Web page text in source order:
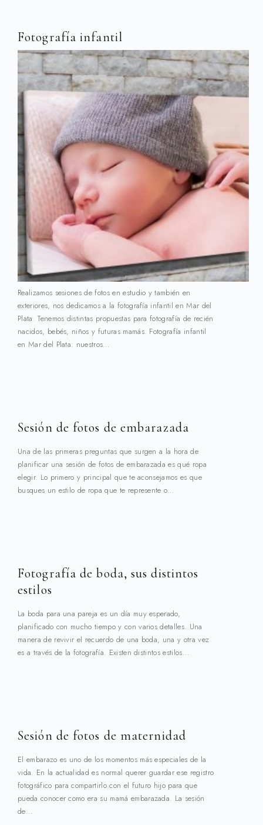
Fotografía infantil
Realizamos sesiones de fotos en estudio y también en
exteriores, nos dedicamos a la fotografía infantil en Mar del
Plata. Tenemos distintas propuestas para fotografía de recién
nacidos, bebés, niños y futuras mamás. Fotografía infantil
en Mar del Plata: nuestros…
Sesión de fotos de embarazada
Una de las primeras preguntas que surgen a la hora de
planificar una sesión de fotos de embarazada es qué ropa
elegir. Lo primero y principal que te aconsejamos es que
busques un estilo de ropa que te represente o…
Fotografía de boda, sus distintos
estilos
La boda para una pareja es un día muy esperado,
planificado con mucho tiempo y con varios detalles. Una
manera de revivir el recuerdo de una boda, una y otra vez
es a través de la fotografía. Existen distintos estilos…
Sesión de fotos de maternidad
El embarazo es uno de los momentos más especiales de la
vida. En la actualidad es normal querer guardar ese registro
fotográfico para compartirlo con el futuro hijo para que
pueda conocer como era su mamá embarazada. La sesión
de…